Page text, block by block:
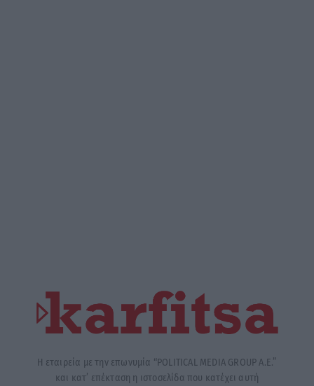
Η εταιρεία με την επωνυμία “POLITICAL MEDIA GROUP A.E.”
και κατ’ επέκταση η ιστοσελίδα που κατέχει αυτή